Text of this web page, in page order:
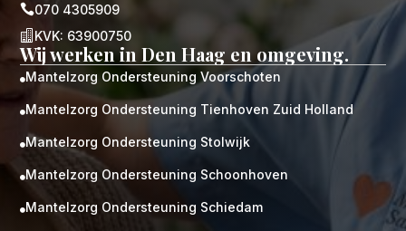
070 4305909
 KVK: 63900750
Wij werken in Den Haag en omgeving.
Mantelzorg Ondersteuning Voorschoten
Mantelzorg Ondersteuning Tienhoven Zuid Holland
Mantelzorg Ondersteuning Stolwijk
Mantelzorg Ondersteuning Schoonhoven
Mantelzorg Ondersteuning Schiedam